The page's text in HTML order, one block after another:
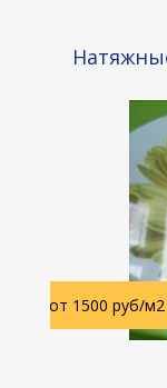
от 1500 руб/м2